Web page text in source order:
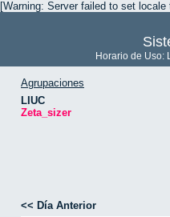
[Warning: Server failed to set locale
Horario de Uso:
Agrupaciones
LIUC
Zeta_sizer
<< Día Anterior